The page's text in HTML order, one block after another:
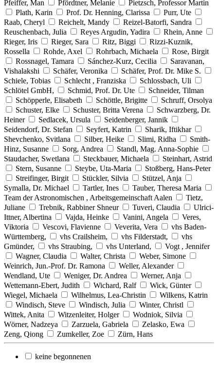
Pfeiffer, Man Pfördtner, Melanie
Pietzsch, Professor Martin
Plath, Karin
Prof. Dr. Henning, Clarissa
Purr, Ute
Raab, Cheryl
Reichelt, Mandy
Reizel-Batorfi, Sandra
Reuschenbach, Julia
Reyes Argudin, Yadira
Rhein, Anne
Rieger, Iris
Rieger, Sara Ritz, Biggi
Rizzi-Kuznik,
Rossella
Rohde, Axel Rohrbach, Michaela
Rose, Birgit
Rossnagel, Tamara
Sánchez-Kurz, Cecilia
Saravanan,
Vishalakshi
Schäfer, Veronika
Schäfer, Prof. Dr. Mike S.
Schiele, Tobias
Schlecht , Franziska
Schlossbach, Uli
Schlötel GmbH,
Schmid, Prof. Dr. Ute
Schneider, Tilman
Schöpperle, Elisabeth
Schöttle, Brigitte
Schruff, Orsolya
Schuster, Elke
Schuster, Britta Verena
Schwarzberg, Dr.
Heiner
Sedlacek, Ursula
Seidenberger, Jannik
Seidendorf, Dr. Stefan
Seyfert, Katrin
Sharik, Iftikhar
Shevchenko, Svitlana
Silber, Heike Slimi, Ridha
Smith-
Hinz, Susanne
Sorg, Andrea
Standl, Mag. Anna-Sophie
Staudacher, Swetlana
Steckbauer, Michaela
Steinhart, Astrid
Stern, Susanne
Steybe, Uta-Maria
Stoßberg, Hans-Peter
Streifinger, Birgit
Stückler, Silvia
Stützel, Anja
Symalla, Dr. Michael
Tartler, Ines
Tauber, Theresa Maria
Team der Astronomischen , Arbeitsgemeinschaft Aalen
Tietz,
Juliane
Trebnik, Rabbiner Shneur Tuveri, Claudia
Ulrici-
Ittner, Albertina
Vajda, Heinke Vanini, Angela
Veres,
Viktoria
Vescovi, Flavienne Veverita, Vera
vhs Baden-
Württemberg,
vhs Crailsheim, vhs Filderstadt,
vhs
Gmünder,
vhs Straubing, vhs Unterland,
Vogt , Jennifer
Wagner, Claudia
Walter, Christa
Weber, Simone
Weinrich, Jun.-Prof. Dr. Ramona
Weller, Alexander
Wendland, Ute
Weniger, Dr. Andrea
Werner, Anja
Wettemann-Ebert, Judith
Wichard, Ralf
Wick, Günter
Wiegel, Michaela
Wilhelmus, Lea-Christin
Wilkens, Katrin
Windisch, Steve
Windisch, Julia
Winter, Christl
Wittek, Anita
Witzenleiter, Holger
Wodniok, Silvia
Wörner, Nadzeya
Zarzuela, Gabriela
Zelasko, Ewa
Zeng, Qiong
Zumkeller, Zoe Zürn, Hans
keine begonnenen